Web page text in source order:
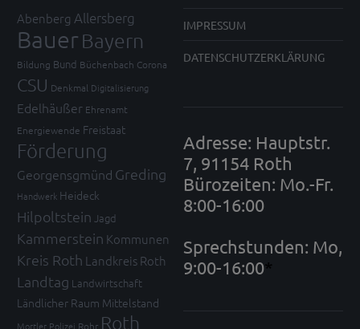
Abenberg Allersberg
Bauer Bayern
Bildung Bund Büchenbach Corona
CSU Denkmal Digitalisierung
Edelhäußer Ehrenamt
Energiewende Freistaat
Förderung
Georgensgmünd Greding
Handwerk Heideck
Hilpoltstein Jagd
Kammerstein Kommunen
Kreis Roth Landkreis Roth
Landtag Landwirtschaft
Ländlicher Raum Mittelstand
Mortler Polizei Rohr Roth
IMPRESSUM
DATENSCHUTZERKLÄRUNG
Adresse: Hauptstr.
7, 91154 Roth
Bürozeiten: Mo.-Fr.
8:00-16:00
Sprechstunden: Mo,
9:00-16:00*